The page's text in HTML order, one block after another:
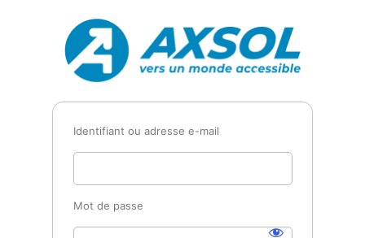
connecter
Identifiant ou adresse e-mail
Mot de passe